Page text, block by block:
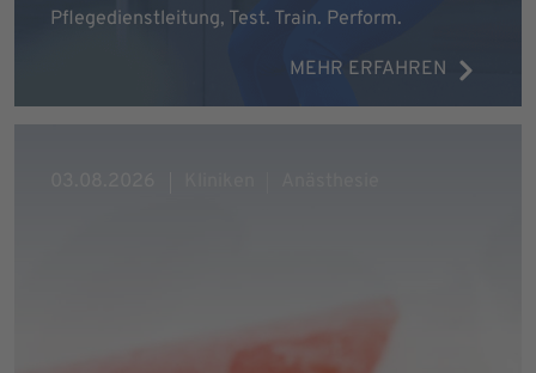
Pflegedienstleitung, Test. Train. Perform.
MEHR ERFAHREN